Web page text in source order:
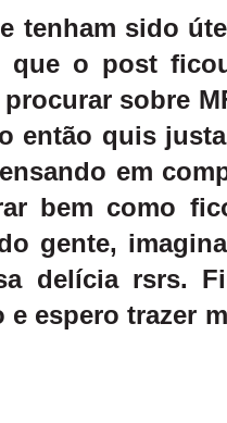
tenham sido
que o post
sobre
então quis
em
bem como
gente,
delícia rsrs.
e espero trazer